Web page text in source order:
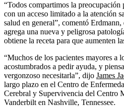
“Todos compartimos la preocupación
con un acceso limitado a la atención
salud en general”, comentó
agrega una nueva y peligrosa
obtiene la receta para que aumenten
“Muchos de los pacientes mayores a
acostumbrados a pedir ayuda, y
vergonzoso necesitarla”, dijo James
largo plazo en el Centro de
Cerebral y Supervivencia del Centro
Vanderbilt en Nashville, Tennessee.